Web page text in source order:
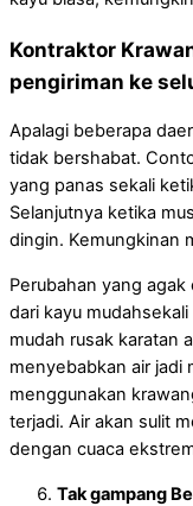
Kontraktor
pengiriman ke
Apalagi beberapa
tidak bershabat.
yang panas sekali
Selanjutnya ketika
dingin. Kemungkinan
Perubahan yang
dari kayu
mudah rusak karatan
menyebabkan air jadi
menggunakan
terjadi. Air akan sulit
dengan cuaca
Tak gampang